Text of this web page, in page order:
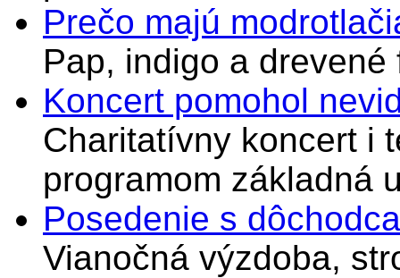
Prečo majú
Pap, indigo a drevené
Koncert pomohol
Charitatívny koncert i
programom základná
Posedenie s
Vianočná výzdoba,